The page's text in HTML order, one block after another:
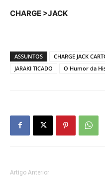
CHARGE >JACK
ASSUNTOS CHARGE JACK
JARAKI TICADO
O Humor da
Artigo Anterior